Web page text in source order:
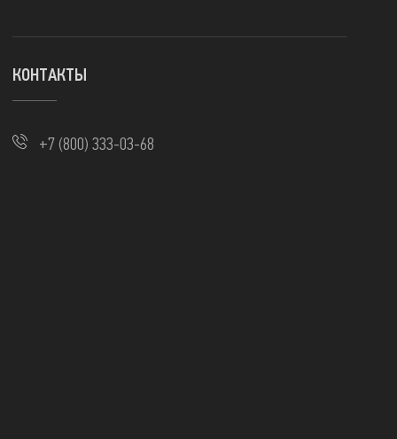
КОНТАКТЫ
+7 (800) 333-03-68